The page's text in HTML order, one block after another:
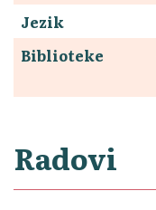
Jezik
Biblioteke
Radovi